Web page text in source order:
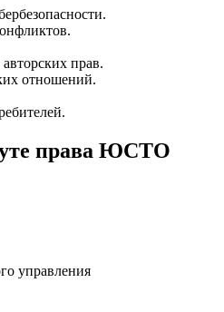
прав.
отношений.
права ЮСТО
управления